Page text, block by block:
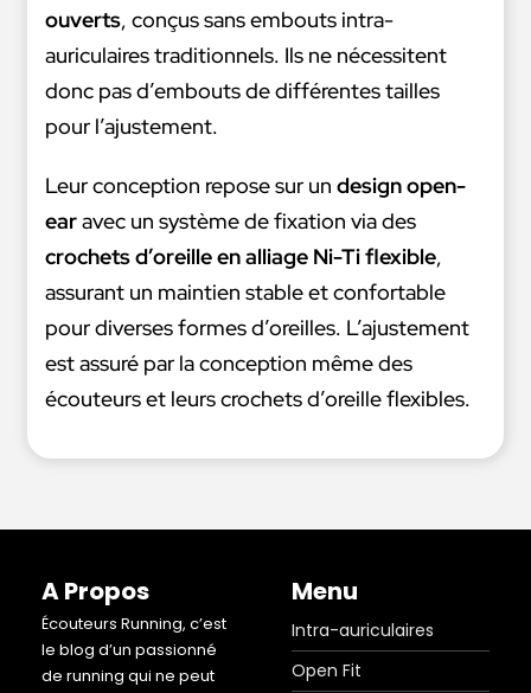
ouverts, conçus sans embouts intra-
auriculaires traditionnels. Ils ne nécessitent
donc pas d’embouts de différentes tailles
pour l’ajustement.
Leur conception repose sur undesign open-
earavec un système de fixation via des
crochets d’oreille en alliage Ni-Ti flexible,
assurant un maintien stable et confortable
pour diverses formes d’oreilles. L’ajustement
est assuré par la conception même des
écouteurs et leurs crochets d’oreille flexibles.
A Propos
Écouteurs Running, c’est
le blog d’un passionné
de running qui ne peut
Menu
Intra-auriculaires
Open Fit